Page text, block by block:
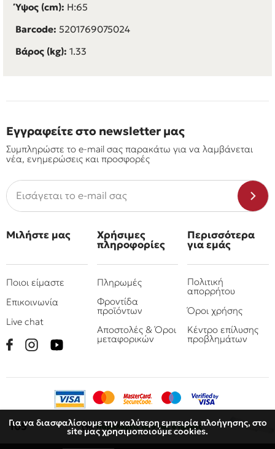
Για να διασφαλίσουμε την καλύτερη εμπειρία πλοήγησης, στο
site μας χρησιμοποιούμε cookies.
105€ Παραλάβετε σε 3 έως 6 ημέρες
Ύψος (cm): H:65
Barcode: 5201769075024
Βάρος (kg): 1.33
Εγγραφείτε στο newsletter μας
Συμπληρώστε το e-mail σας παρακάτω για να λαμβάνεται
νέα, ενημερώσεις και προσφορές
Μιλήστε μας
Ποιοι είμαστε
Επικοινωνία
Live chat
Χρήσιμες
πληροφορίες
Πληρωμές
Φροντίδα
προϊόντων
Αποστολές & Όροι
μεταφορικών
Περισσότερα
για εμάς
Πολιτική
απορρήτου
Όροι χρήσης
Κέντρο επίλυσης
προβλημάτων
© 2010 - 2026 Όμιλος επιχειρήσεων Πιτσουλάκης
Ρομπογιαννάκης